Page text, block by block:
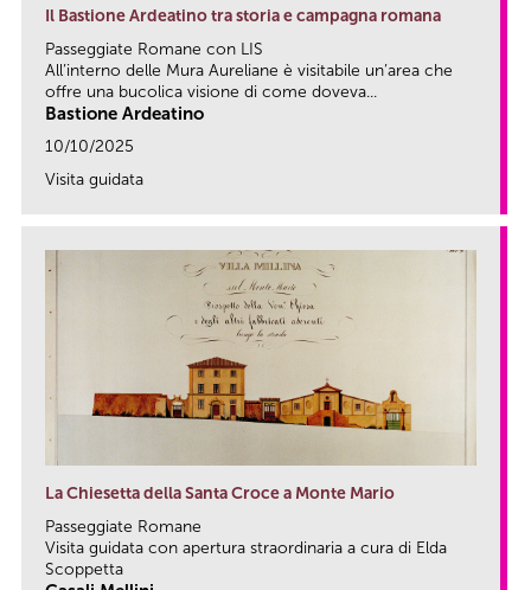
Il Bastione Ardeatino tra storia e campagna romana
Passeggiate Romane con LIS
All’interno delle Mura Aureliane è visitabile un’area che
offre una bucolica visione di come doveva...
Bastione Ardeatino
10/10/2025
Visita guidata
La Chiesetta della Santa Croce a Monte Mario
Passeggiate Romane
Visita guidata con apertura straordinaria a cura di Elda
Scoppetta